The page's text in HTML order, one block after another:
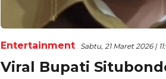
Entertainment Sabtu, 21 Maret 2026 |
Viral Bupati